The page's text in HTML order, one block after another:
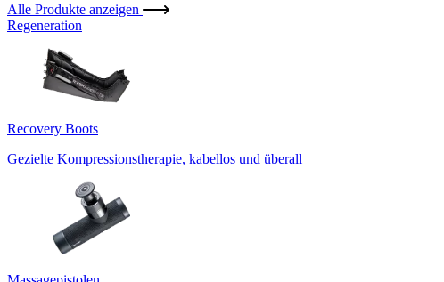
Alle Produkte anzeigen
Regeneration
Recovery Boots
Gezielte Kompressionstherapie, kabellos und überall